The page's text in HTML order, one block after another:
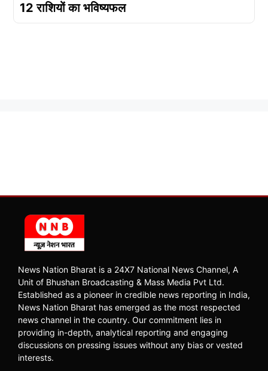
12 राशियों का भविष्यफल
News Nation Bharat is a 24X7 National News Channel, A
Unit of Bhushan Broadcasting & Mass Media Pvt Ltd.
Established as a pioneer in credible news reporting in India,
News Nation Bharat has emerged as the most respected
news channel in the country. Our commitment lies in
providing in-depth, analytical reporting and engaging
discussions on pressing issues without any bias or vested
interests.